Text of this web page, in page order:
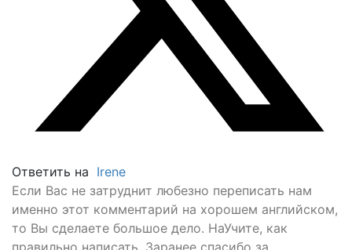
Ответить на Irene
Если Вас не затруднит любезно переписать нам
именно этот комментарий на хорошем английском,
то Вы сделаете большое дело. НаУчите, как